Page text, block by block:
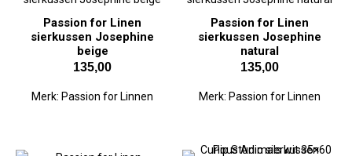
Passion for Linen
sierkussen Josephine
beige
135,00
Merk: Passion for Linnen
Passion for Linen
sierkussen Josephine
natural
135,00
Merk: Passion for Linnen